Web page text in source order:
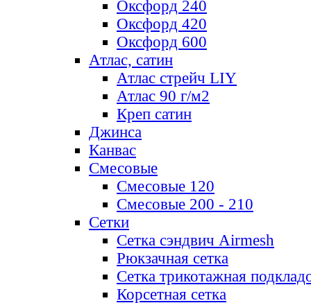
Оксфорд 240
Оксфорд 420
Оксфорд 600
Атлас, сатин
Атлас стрейч LIY
Атлас 90 г/м2
Креп сатин
Джинса
Канвас
Смесовые
Смесовые 120
Смесовые 200 - 210
Сетки
Сетка сэндвич Airmesh
Рюкзачная сетка
Сетка трикотажная
Корсетная сетка